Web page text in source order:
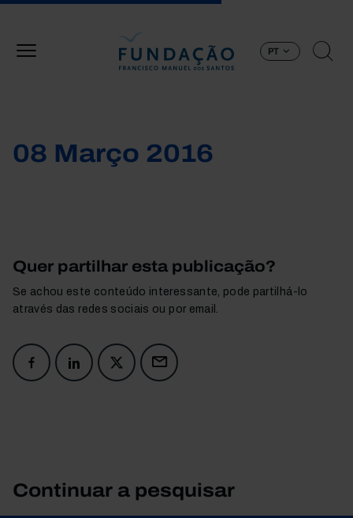
PT
08 Março 2016
Quer partilhar esta publicação?
Se achou este conteúdo interessante, pode partilhá-lo
através das redes sociais ou por email.
Continuar a pesquisar